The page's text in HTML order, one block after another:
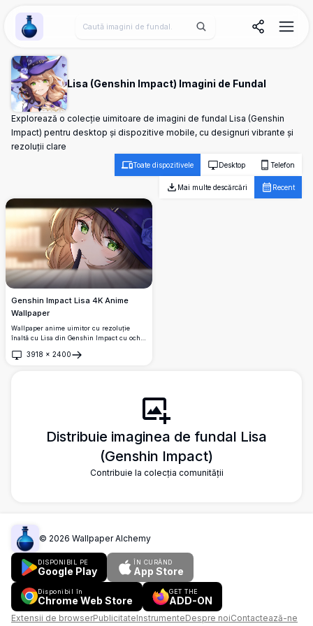
Wallpaper Alchemy
Lisa (Genshin Impact) Imagini de Fundal
Explorează o colecție uimitoare de imagini de fundal Lisa (Genshin
Impact) pentru desktop și dispozitive mobile, cu designuri vibrante și
rezoluții clare
Toate dispozitivele Desktop Telefon
Mai multe descărcări Recent
Genshin Impact Lisa 4K Anime
Wallpaper
Wallpaper anime uimitor cu rezoluție
înaltă cu Lisa din Genshin Impact cu ochii
artă perfectă în calitate 4K care prezintă
3918 × 2400
Deschide
Distribuie imaginea de fundal Lisa
(Genshin Impact)
Contribuie la colecția comunității
© 2026 Wallpaper Alchemy
DISPONIBIL PE
Google Play
ÎN CURÂND
App Store
Disponibil în
Chrome Web Store
GET THE
ADD-ON
Extensii de browserPublicitateInstrumenteDespre noiContactează-ne